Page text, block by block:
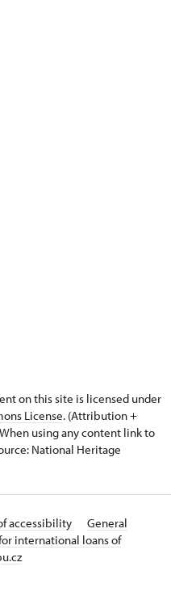
on this site is licensed under
License. (Attribution +
using any content link to
National Heritage
accessibility
General
international loans of